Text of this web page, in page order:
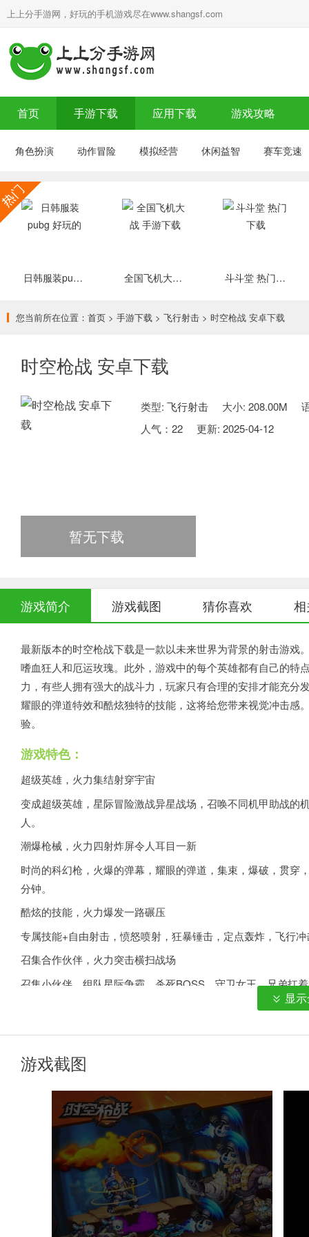
上上分手游网，好玩的手机游戏尽在www.shangsf.com
首页 手游下载 应用下载 游戏攻略
角色扮演 动作冒险 模拟经营 休闲益智 赛车竞速
日韩服装pubg 好玩的 全国飞机大战 手游下载 斗斗堂 热门下载
您当前所在位置： 首页 > 手游下载 > 飞行射击 > 时空枪战 安卓下载
时空枪战 安卓下载
类型: 飞行射击 大小: 208.00M
人气： 22 更新: 2025-04-12
暂无下载
游戏简介 游戏截图 猜你喜欢
最新版本的时空枪战下载是一款以未来世界为背景的射击游戏
嗜血狂人和厄运玫瑰。此外，游戏中的每个英雄都有自己的特
力，有些人拥有强大的战斗力，玩家只有合理的安排才能充
耀眼的弹道特效和酷炫独特的技能，这将给您带来视觉冲击感
验。
游戏特色：
超级英雄，火力集结射穿宇宙
变成超级英雄，星际冒险激战异星战场，召唤不同机甲助战的
人。
潮爆枪械，火力四射炸屏令人耳目一新
时尚的科幻枪，火爆的弹幕，耀眼的弹道，集束，爆破，贯
分钟。
酷炫的技能，火力爆发一路碾压
专属技能+自由射击，愤怒喷射，狂暴锤击，定点轰炸，飞行
召集合作伙伴，火力突击横扫战场
召集小伙伴，组队星际争霸，杀死BOSS、守卫女王，兄弟扛
以上就是小编为大家整理的《 <时空枪战 安卓下载>》更多精
显
游戏截图